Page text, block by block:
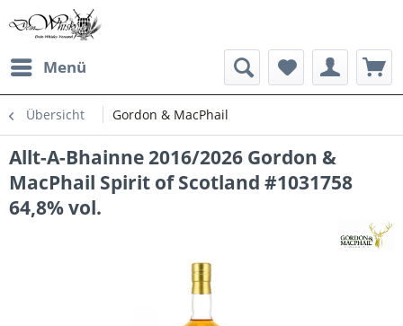
Menü
Übersicht Gordon & MacPhail
Allt-A-Bhainne 2016/2026 Gordon &
MacPhail Spirit of Scotland #1031758
64,8% vol.